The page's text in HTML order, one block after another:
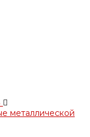
металлической